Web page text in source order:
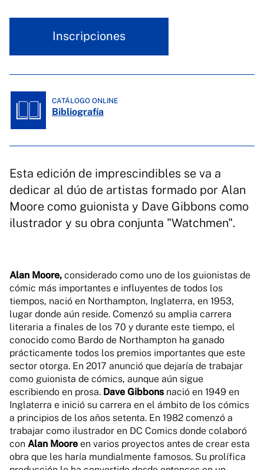
Inscripciones
CATÁLOGO ONLINE
Bibliografía
Esta edición de imprescindibles se va a
dedicar al dúo de artistas formado por Alan
Moore como guionista y Dave Gibbons como
ilustrador y su obra conjunta "Watchmen".
Alan Moore, considerado como uno de los guionistas de
cómic más importantes e influyentes de todos los
tiempos, nació en Northampton, Inglaterra, en 1953,
lugar donde aún reside. Comenzó su amplia carrera
literaria a finales de los 70 y durante este tiempo, el
conocido como Bardo de Northampton ha ganado
prácticamente todos los premios importantes que este
sector otorga. En 2017 anunció que dejaría de trabajar
como guionista de cómics, aunque aún sigue
escribiendo en prosa. Dave Gibbons nació en 1949 en
Inglaterra e inició su carrera en el ámbito de los cómics
a principios de los años setenta. En 1982 comenzó a
trabajar como ilustrador en DC Comics donde colaboró
con Alan Moore en varios proyectos antes de crear esta
obra que les haría mundialmente famosos. Su prolífica